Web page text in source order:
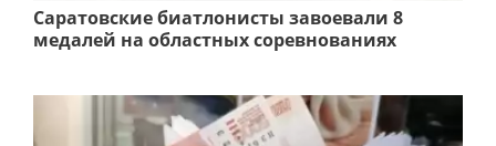
Саратовские биатлонисты завоевали 8
медалей на областных соревнованиях